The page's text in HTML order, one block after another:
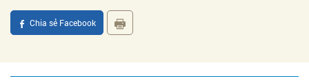
Chia sẻ Facebook